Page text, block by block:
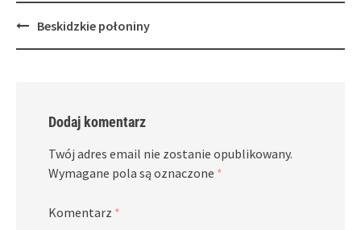
PostBeskidzkie połoniny
Dodaj komentarz
Twój adres email nie zostanie opublikowany.
Wymagane pola są oznaczone *
Komentarz *